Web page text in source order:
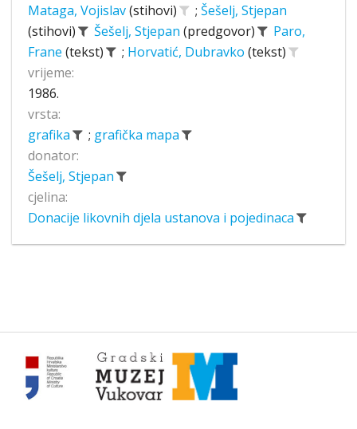
Mataga, Vojislav(stihovi) ; Šešelj, Stjepan
(stihovi)
Šešelj, Stjepan (predgovor)
Paro,
Frane (tekst) ; Horvatić, Dubravko (tekst)
vrijeme:
1986.
vrsta:
grafika
; grafička mapa
donator:
Šešelj, Stjepan
cjelina:
Donacije likovnih djela ustanova i pojedinaca